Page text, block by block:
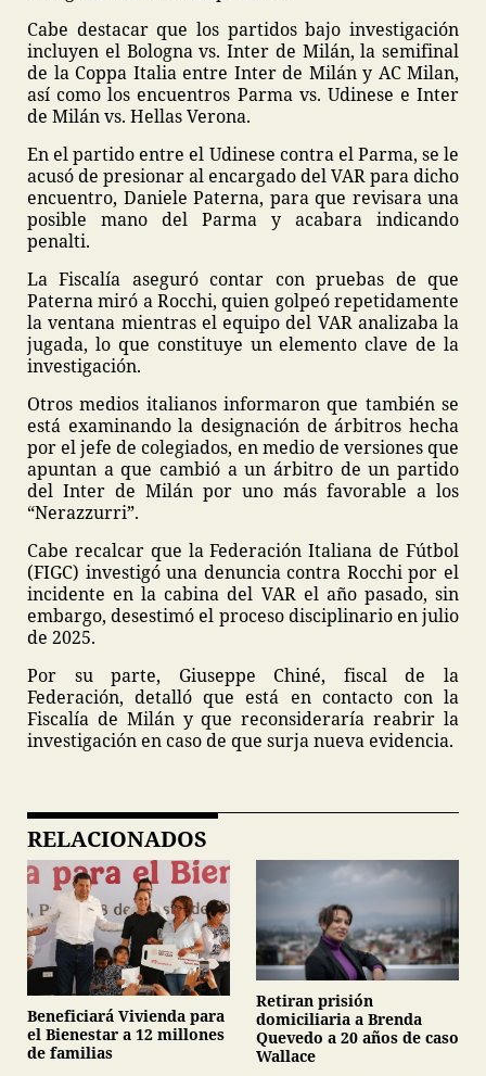
Cabe destacar que los partidos bajo investigación
incluyen el Bologna vs. Inter de Milán, la semifinal
de la Coppa Italia entre Inter de Milán y AC Milan,
así como los encuentros Parma vs. Udinese e Inter
de Milán vs. Hellas Verona.
En el partido entre el Udinese contra el Parma, se le
acusó de presionar al encargado del VAR para dicho
encuentro, Daniele Paterna, para que revisara una
posible mano del Parma y acabara indicando
penalti.
La Fiscalía aseguró contar con pruebas de que
Paterna miró a Rocchi, quien golpeó repetidamente
la ventana mientras el equipo del VAR analizaba la
jugada, lo que constituye un elemento clave de la
investigación.
Otros medios italianos informaron que también se
está examinando la designación de árbitros hecha
por el jefe de colegiados, en medio de versiones que
apuntan a que cambió a un árbitro de un partido
del Inter de Milán por uno más favorable a los
“Nerazzurri”.
Cabe recalcar que la Federación Italiana de Fútbol
(FIGC) investigó una denuncia contra Rocchi por el
incidente en la cabina del VAR el año pasado, sin
embargo, desestimó el proceso disciplinario en julio
de 2025.
Por su parte, Giuseppe Chiné, fiscal de la
Federación, detalló que está en contacto con la
Fiscalía de Milán y que reconsideraría reabrir la
investigación en caso de que surja nueva evidencia.
RELACIONADOS
Beneficiará Vivienda para
el Bienestar a 12 millones
de familias
Retiran prisión
domiciliaria a Brenda
Quevedo a 20 años de caso
Wallace